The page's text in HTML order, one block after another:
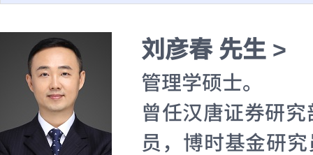
刘彦春 先生 >
管理学硕士。
曾任汉唐证券研
员，博时基金研